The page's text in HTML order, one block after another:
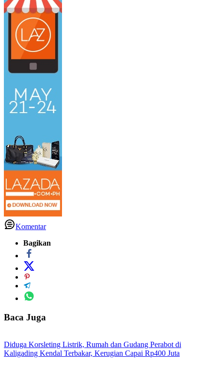
Komentar
Bagikan
Baca Juga
Diduga Korsleting Listrik, Rumah dan Gudang Perabot di
Kaligading Kendal Terbakar, Kerugian Capai Rp400 Juta